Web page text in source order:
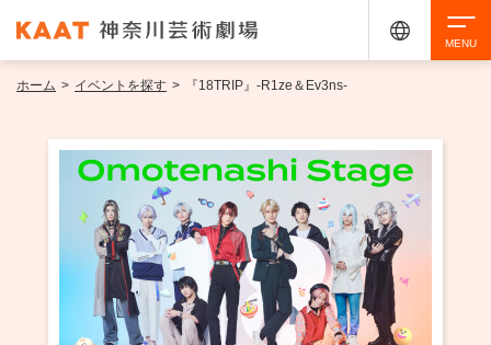
イベントを探す
アクセシビリティ チケット購入 交通案内
ホーム > イベントを探す > 『18TRIP』-R1ze＆Ev3ns-